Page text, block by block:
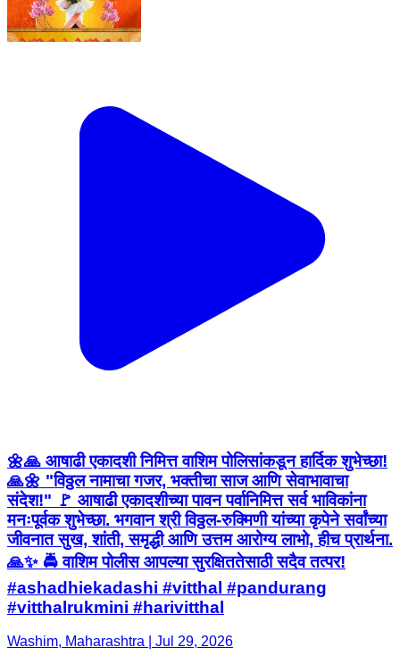
🌼🙏 आषाढी एकादशी निमित्त वाशिम पोलिसांकडून हार्दिक शुभेच्छा!
🙏🌼 "विठ्ठल नामाचा गजर, भक्तीचा साज आणि सेवाभावाचा
संदेश!" 🚩 आषाढी एकादशीच्या पावन पर्वानिमित्त सर्व भाविकांना
मनःपूर्वक शुभेच्छा. भगवान श्री विठ्ठल-रुक्मिणी यांच्या कृपेने सर्वांच्या
जीवनात सुख, शांती, समृद्धी आणि उत्तम आरोग्य लाभो, हीच प्रार्थना.
🙏✨ 🚔 वाशिम पोलीस आपल्या सुरक्षिततेसाठी सदैव तत्पर!
#ashadhiekadashi #vitthal #pandurang
#vitthalrukmini #harivitthal
Washim, Maharashtra | Jul 29, 2026